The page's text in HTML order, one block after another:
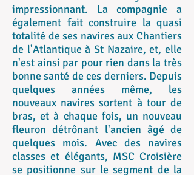
impressionnant. La compagnie a
également fait construire la quasi
totalité de ses navires aux Chantiers
de l'Atlantique à St Nazaire, et, elle
n'est ainsi par pour rien dans la très
bonne santé de ces derniers. Depuis
quelques années même, les
nouveaux navires sortent à tour de
bras, et à chaque fois, un nouveau
fleuron détrônant l'ancien âgé de
quelques mois. Avec des navires
classes et élégants, MSC Croisière
se positionne sur le segment de la